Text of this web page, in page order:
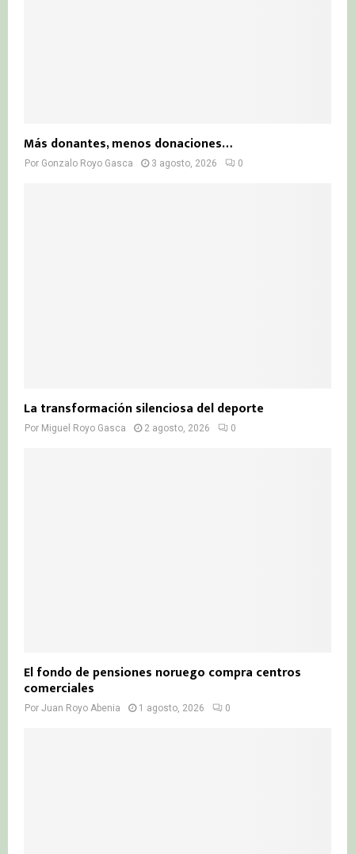
Más donantes, menos donaciones…
Por Gonzalo Royo Gasca 3 agosto, 2026 0
La transformación silenciosa del deporte
Por Miguel Royo Gasca 2 agosto, 2026 0
El fondo de pensiones noruego compra centros
comerciales
Por Juan Royo Abenia 1 agosto, 2026 0